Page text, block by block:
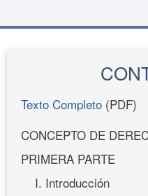
Texto Completo (PDF)
CONCEPTO DE
PRIMERA PARTE
I. Introducción